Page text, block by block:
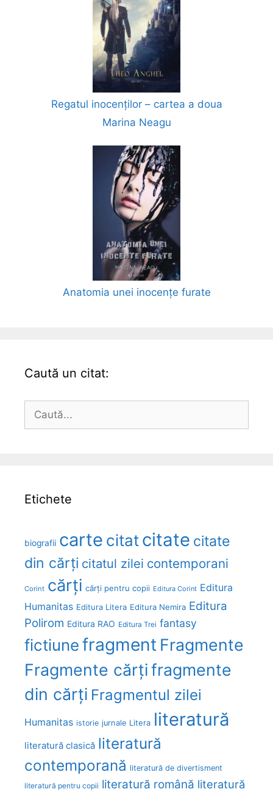
Regatul inocenților – cartea a doua
Marina Neagu
Anatomia unei inocențe furate
Caută un citat:
după:
Etichete
biografii carte citatcitate citate
din cărți citatul zilei contemporani
Corint cărți cărți pentru copii Editura Corint Editura
Humanitas Editura Litera Editura Nemira Editura
Polirom Editura RAO Editura Trei fantasy
fictiunefragment Fragmente
Fragmente cărțifragmente
din cărți Fragmentul zilei
Humanitas istorie jurnale Litera literatură
literatură clasică literatură
contemporană literatură de divertisment
literatură pentru copii literatură română literatură